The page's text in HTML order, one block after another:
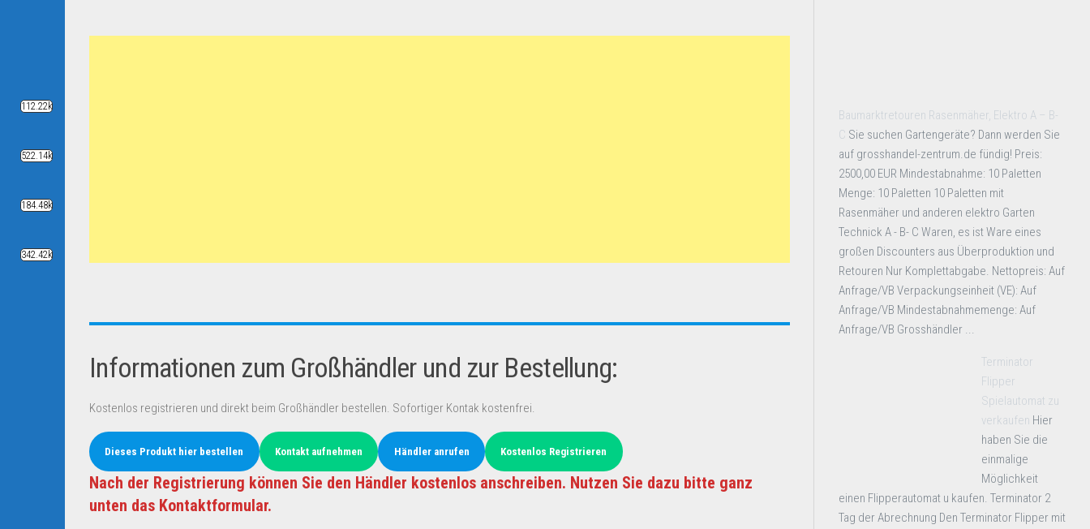
Informationen zum Großhändler und zur Bestellung:
Kostenlos registrieren und direkt beim Großhändler bestellen. Sofortiger Kontak kostenfrei.
Dieses Produkt hier bestellen Kontakt aufnehmen Händler anrufen Kostenlos Registrieren
Nach der Registrierung können Sie den Händler kostenlos anschreiben. Nutzen Sie dazu bitte ganz
unten das Kontaktformular.
Baumarktretouren Rasenmäher, Elektro A – B-
C Sie suchen Gartengeräte? Dann werden Sie
auf grosshandel-zentrum.de fündig! Preis:
2500,00 EUR Mindestabnahme: 10 Paletten
Menge: 10 Paletten 10 Paletten mit
Rasenmäher und anderen elektro Garten
Technick A - B- C Waren, es ist Ware eines
großen Discounters aus Überproduktion und
Retouren Nur Komplettabgabe. Nettopreis: Auf
Anfrage/VB Verpackungseinheit (VE): Auf
Anfrage/VB Mindestabnahmemenge: Auf
Anfrage/VB Grosshändler ...
Terminator
Flipper
Spielautomat zu
verkaufen Hier
haben Sie die
einmalige
Möglichkeit
einen Flipperautomat u kaufen. Terminator 2
Tag der Abrechnung Den Terminator Flipper mit
112.22k
522.14k
184.48k
342.42k